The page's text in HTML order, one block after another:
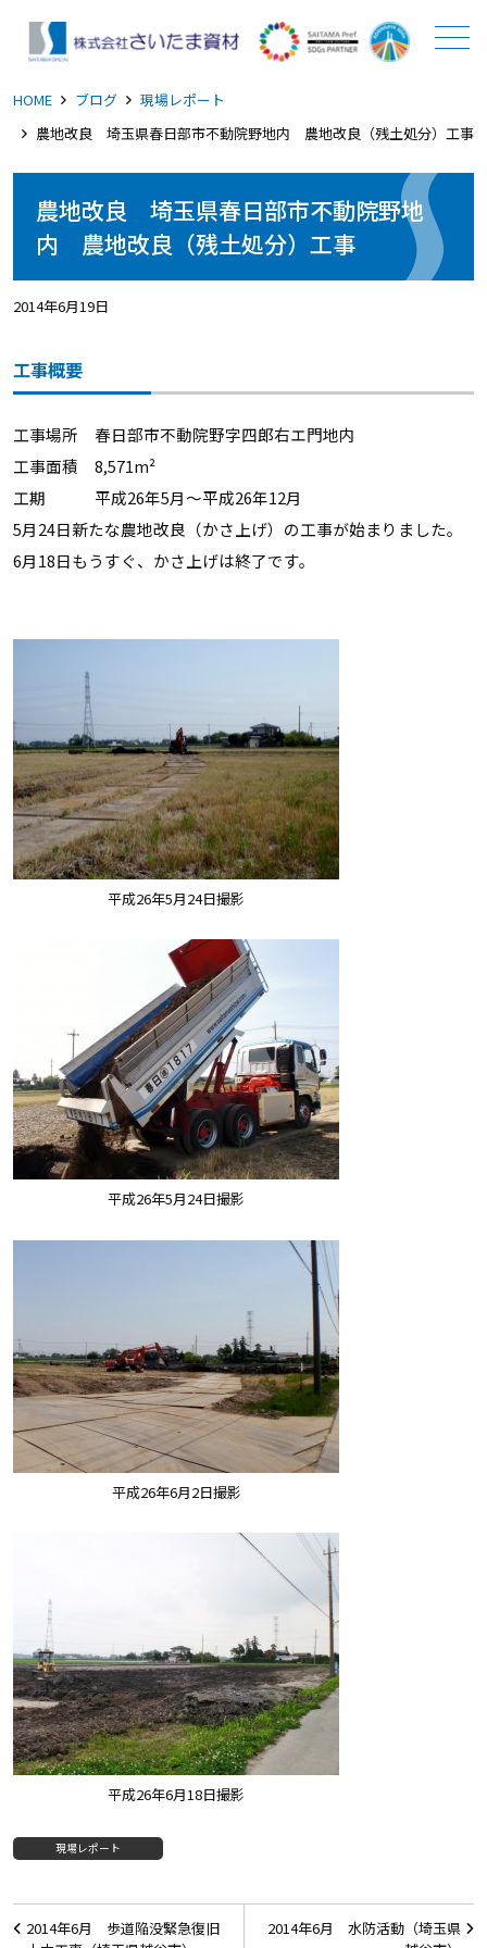
メニュー
HOME ブログ
現場レポート
農地改良 埼玉県春日部市不動院野地内 農地改良（残土処分）工事
農地改良 埼玉県春日部市不動院野地
内 農地改良（残土処分）工事
2014年6月19日
工事概要
工事場所 春日部市不動院野字四郎右エ門地内
工事面積 8,571m²
工期 平成26年5月～平成26年12月
5月24日新たな農地改良（かさ上げ）の工事が始まりました。
6月18日もうすぐ、かさ上げは終了です。
平成26年5月24日撮影
平成26年5月24日撮影
平成26年6月2日撮影
平成26年6月18日撮影
現場レポート
投
2014年6月 水防活動（埼玉県
2014年6月 歩道陥没緊急復旧